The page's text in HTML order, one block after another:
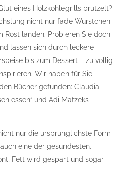
eines Holzkohlegrills brutzelt?
nicht nur fade Würstchen
Rost landen. Probieren Sie doch
lassen sich durch leckere
bis zum Dessert – zu völlig
Wir haben für Sie
Bücher gefunden: Claudia
essen“ und Adi Matzeks
nur die ursprünglichste Form
eine der gesündesten.
Fett wird gespart und sogar